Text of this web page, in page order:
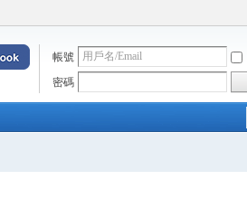
帳號
密碼